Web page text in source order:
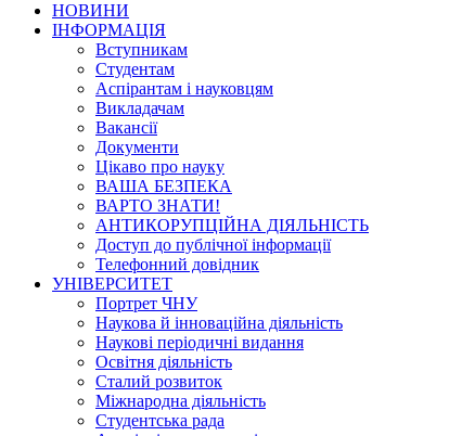
НОВИНИ
ІНФОРМАЦІЯ
Вступникам
Студентам
Аспірантам і науковцям
Викладачам
Вакансії
Документи
Цікаво про науку
ВАША БЕЗПЕКА
ВАРТО ЗНАТИ!
АНТИКОРУПЦІЙНА ДІЯЛЬНІСТЬ
Доступ до публічної інформації
Телефонний довідник
УНІВЕРСИТЕТ
Портрет ЧНУ
Наукова й інноваційна діяльність
Наукові періодичні видання
Освітня діяльність
Сталий розвиток
Міжнародна діяльність
Студентська рада